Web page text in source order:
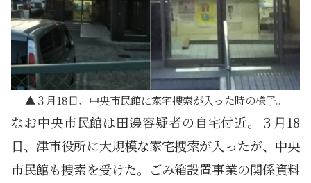
３月18日、中央市民館に家宅捜索が入った時の様子。
なお中央市民館は田邊容疑者の自宅付近。３月18
日、津市役所に大規模な家宅捜索が入ったが、中央
市民館も捜索を受けた。ごみ箱設置事業の関係資料